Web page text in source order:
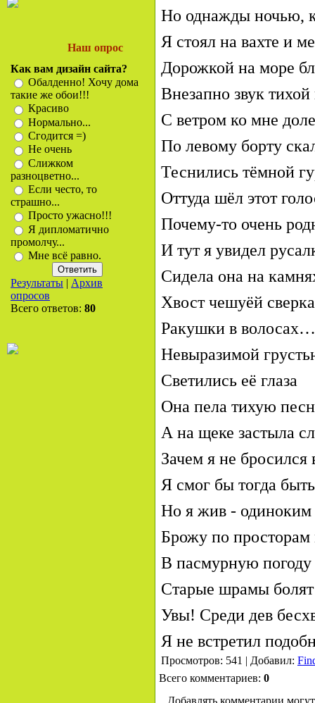
Наш опрос
Как вам дизайн сайта?
Обалденно! Хочу дома
такие же обои!!!
Красиво
Нормально...
Сгодится =)
Не очень
Слижком
разноцветно...
Если често, то
страшно...
Просто ужасно!!!
Я дипломатично
промолчу...
Мне всё равно.
Результаты | Архив
опросов
Всего ответов: 80
Но однажды ночью,
Я стоял на вахте и
Дорожкой на море
Внезапно звук
С ветром ко мне
По левому борту
Теснились тёмной
Оттуда шёл этот
Почему-то очень
И тут я увидел
Сидела она на
Хвост чешуёй
Ракушки в волосах…
Невыразимой
Светились её глаза
Она пела тихую
А на щеке застыла
Зачем я не бросился
Я смог бы тогда
Но я жив - одиноким
Брожу по просторам
В пасмурную погоду
Старые шрамы
Увы! Среди дев
Я не встретил
Просмотров: 541 | Добавил:
Всего комментариев: 0
Добавлять комментарии